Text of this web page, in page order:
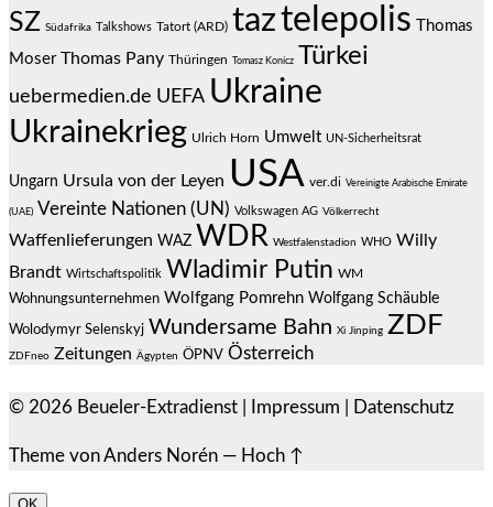
SZ Südafrika Talkshows Tatort (ARD) taztelepolis Thomas
Moser Thomas Pany Thüringen Tomasz Konicz Türkei
uebermedien.de UEFA Ukraine
Ukrainekrieg Ulrich Horn Umwelt UN-Sicherheitsrat
Ungarn Ursula von der Leyen USA ver.di Vereinigte Arabische Emirate
(UAE) Vereinte Nationen (UN) Volkswagen AG Völkerrecht
Waffenlieferungen WAZ WDR Westfalenstadion WHO Willy
Brandt Wirtschaftspolitik Wladimir Putin WM
Wohnungsunternehmen Wolfgang Pomrehn Wolfgang Schäuble
Wolodymyr Selenskyj Wundersame Bahn Xi Jinping ZDF
ZDFneo Zeitungen Ägypten ÖPNV Österreich
© 2026 Beueler-Extradienst Impressum Datenschutz
Theme vonAnders Norén — Hoch ↑